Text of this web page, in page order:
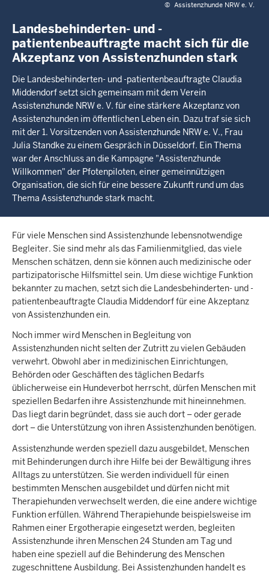
© Assistenzhunde NRW e. V.
Landesbehinderten- und -
patientenbeauftragte macht sich für die
Akzeptanz von Assistenzhunden stark
Die Landesbehinderten- und -patientenbeauftragte Claudia
Middendorf setzt sich gemeinsam mit dem Verein
Assistenzhunde NRW e. V. für eine stärkere Akzeptanz von
Assistenzhunden im öffentlichen Leben ein. Dazu traf sie sich
mit der 1. Vorsitzenden von Assistenzhunde NRW e. V., Frau
Julia Standke zu einem Gespräch in Düsseldorf. Ein Thema
war der Anschluss an die Kampagne "Assistenzhunde
Willkommen" der Pfotenpiloten, einer gemeinnützigen
Organisation, die sich für eine bessere Zukunft rund um das
Thema Assistenzhunde stark macht.
Für viele Menschen sind Assistenzhunde lebensnotwendige
Begleiter. Sie sind mehr als das Familienmitglied, das viele
Menschen schätzen, denn sie können auch medizinische oder
partizipatorische Hilfsmittel sein. Um diese wichtige Funktion
bekannter zu machen, setzt sich die Landesbehinderten- und -
patientenbeauftragte Claudia Middendorf für eine Akzeptanz
von Assistenzhunden ein.
Noch immer wird Menschen in Begleitung von
Assistenzhunden nicht selten der Zutritt zu vielen Gebäuden
verwehrt. Obwohl aber in medizinischen Einrichtungen,
Behörden oder Geschäften des täglichen Bedarfs
üblicherweise ein Hundeverbot herrscht, dürfen Menschen mit
speziellen Bedarfen ihre Assistenzhunde mit hineinnehmen.
Das liegt darin begründet, dass sie auch dort – oder gerade
dort – die Unterstützung von ihren Assistenzhunden benötigen.
Assistenzhunde werden speziell dazu ausgebildet, Menschen
mit Behinderungen durch ihre Hilfe bei der Bewältigung ihres
Alltags zu unterstützen. Sie werden individuell für einen
bestimmten Menschen ausgebildet und dürfen nicht mit
Therapiehunden verwechselt werden, die eine andere wichtige
Funktion erfüllen. Während Therapiehunde beispielsweise im
Rahmen einer Ergotherapie eingesetzt werden, begleiten
Assistenzhunde ihren Menschen 24 Stunden am Tag und
haben eine speziell auf die Behinderung des Menschen
zugeschnittene Ausbildung. Bei Assistenzhunden handelt es